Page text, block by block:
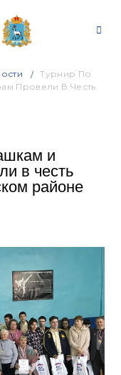
Турнир По
Провели В Честь
и
в честь
районе